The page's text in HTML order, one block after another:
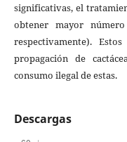
significativas, el
obtener mayor
respectivamente).
propagación de
consumo ilegal de estas.
Descargas